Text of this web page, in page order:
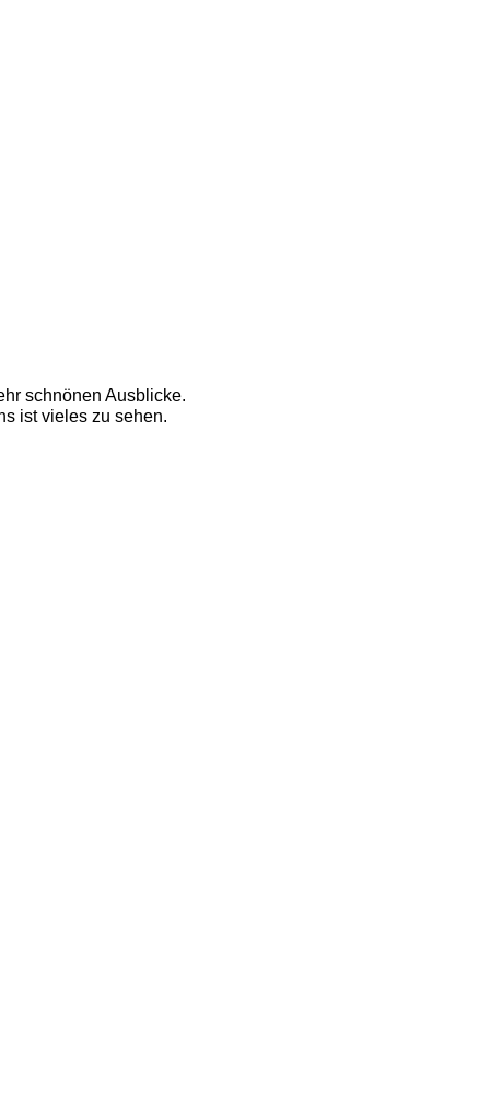
schnönen Ausblicke.
ist vieles zu sehen.